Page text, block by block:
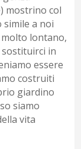
mostrino col
a noi
lontano,
sostituirci in
essere
costruiti
giardino
siamo
vita